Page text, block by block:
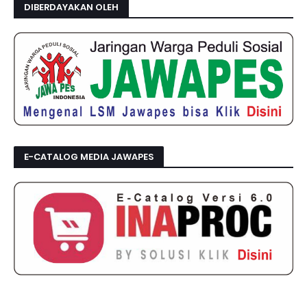
DIBERDAYAKAN OLEH
E-CATALOG MEDIA JAWAPES